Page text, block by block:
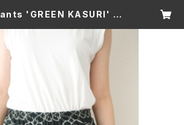
'GREEN KASURI' | i